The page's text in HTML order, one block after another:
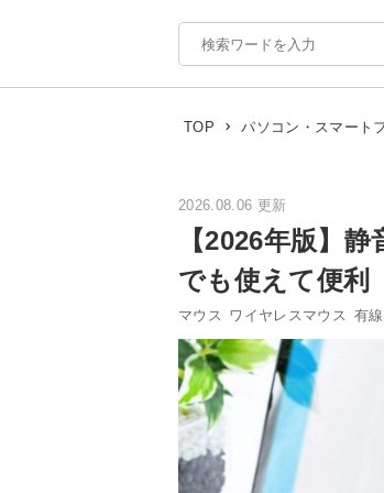
TOP パソコン・スマート
2026.08.06 更新
【2026年版】
でも使えて便利
マウス ワイヤレスマウス 有